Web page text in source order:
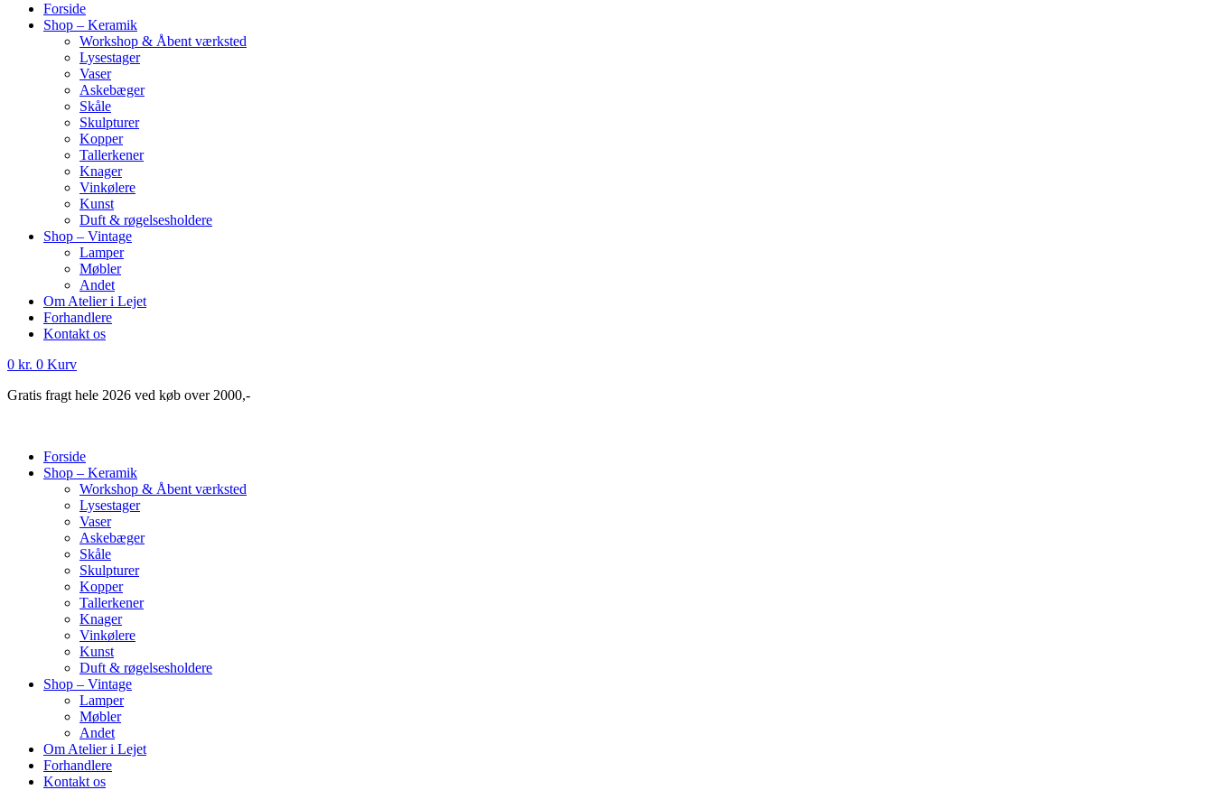
Forside
Shop – Keramik
Workshop & Åbent værksted
Lysestager
Vaser
Askebæger
Skåle
Skulpturer
Kopper
Tallerkener
Knager
Vinkølere
Kunst
Duft & røgelsesholdere
Shop – Vintage
Lamper
Møbler
Andet
Om Atelier i Lejet
Forhandlere
Kontakt os
0 kr. 0 Kurv
Gratis fragt hele 2026 ved køb over 2000,-
Forside
Shop – Keramik
Workshop & Åbent værksted
Lysestager
Vaser
Askebæger
Skåle
Skulpturer
Kopper
Tallerkener
Knager
Vinkølere
Kunst
Duft & røgelsesholdere
Shop – Vintage
Lamper
Møbler
Andet
Om Atelier i Lejet
Forhandlere
Kontakt os